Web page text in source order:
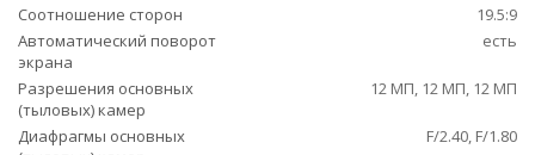
Соотношение сторон
19.5:9
Автоматический поворот
экрана
есть
Разрешения основных
(тыловых) камер
12 МП, 12 МП, 12 МП
Диафрагмы основных
F/2.40, F/1.80